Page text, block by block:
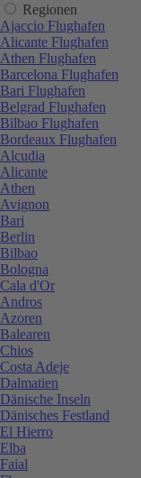
Regionen
Ajaccio Flughafen
Alicante Flughafen
Athen Flughafen
Barcelona Flughafen
Bari Flughafen
Belgrad Flughafen
Bilbao Flughafen
Bordeaux Flughafen
Alcudia
Alicante
Athen
Avignon
Bari
Berlin
Bilbao
Bologna
Cala d'Or
Andros
Azoren
Balearen
Chios
Costa Adeje
Dalmatien
Dänische Inseln
Dänisches Festland
El Hierro
Elba
Faial